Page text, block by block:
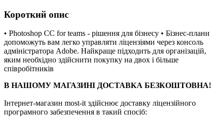
Короткий опис
• Photoshop CC for teams - рішення для бізнесу • Бізнес-плани
допоможуть вам легко управляти ліцензіями через консоль
адміністратора Adobe. Найкраще підходить для організацій,
яким необхідно здійснити покупку на двох і більше
співробітників
В НАШОМУ МАГАЗИНІ ДОСТАВКА БЕЗКОШТОВНА!
Інтернет-магазин most-it здійснює доставку ліцензійного
програмного забезпечення в такий спосіб: